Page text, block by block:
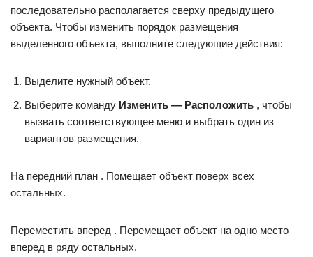
последовательно располагается сверху предыдущего
объекта. Чтобы изменить порядок размещения
выделенного объекта, выполните следующие действия:
Выделите нужный объект.
Выберите команду Изменить — Расположить , чтобы
вызвать соответствующее меню и выбрать один из
вариантов размещения.
На передний план . Помещает объект поверх всех
остальных.
Переместить вперед . Перемещает объект на одно место
вперед в ряду остальных.